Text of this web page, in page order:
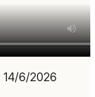
14/6/2026